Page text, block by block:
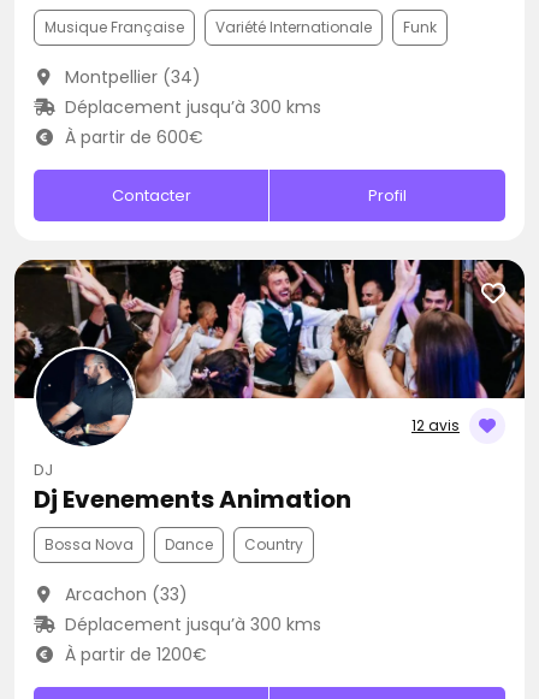
Musique Française Variété Internationale Funk
Montpellier (34)
Déplacement jusqu’à 300 kms
À partir de 600€
Contacter Profil
12 avis
DJ
Dj Evenements Animation
Bossa Nova Dance Country
Arcachon (33)
Déplacement jusqu’à 300 kms
À partir de 1200€